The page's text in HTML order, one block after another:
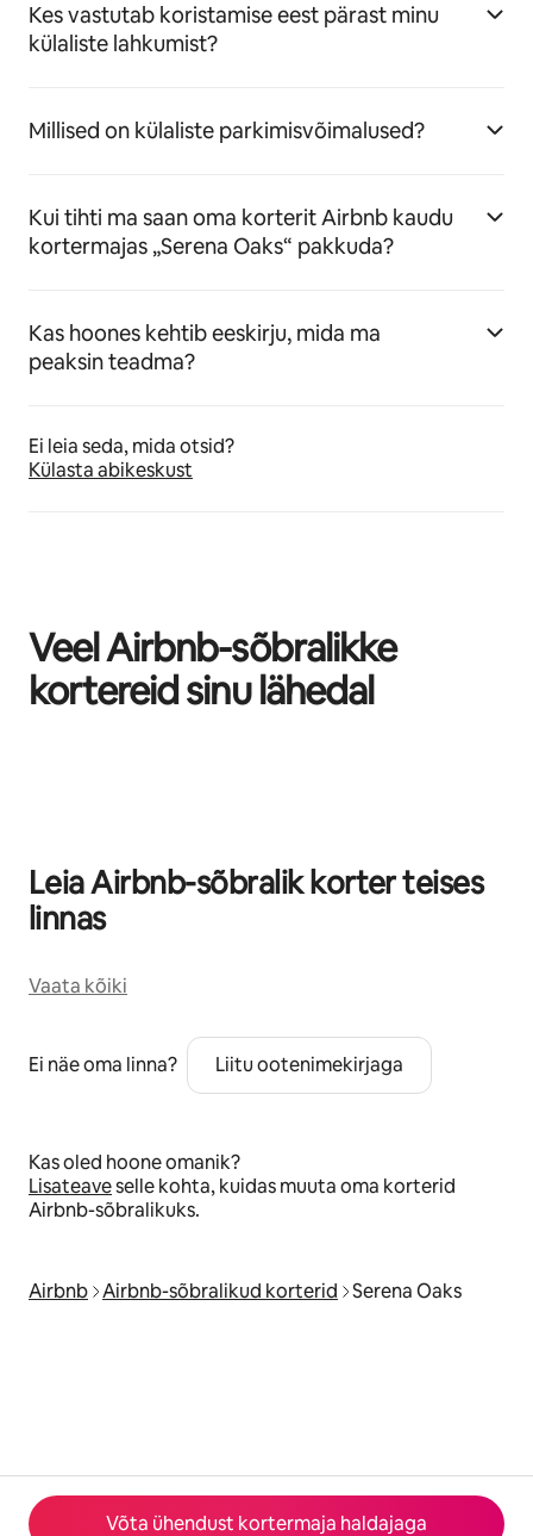
Võta ühendust kortermaja haldajaga
Kes vastutab koristamise eest pärast minu
külaliste lahkumist?
Millised on külaliste parkimisvõimalused?
Kui tihti ma saan oma korterit Airbnb kaudu
kortermajas „Serena Oaks“ pakkuda?
Kas hoones kehtib eeskirju, mida ma
peaksin teadma?
Ei leia seda, mida otsid?
Külasta abikeskust
Veel Airbnb-sõbralikke
kortereid sinu lähedal
Leia Airbnb-sõbralik korter teises
linnas
Vaata kõiki
Ei näe oma linna? Liitu ootenimekirjaga
Kas oled hoone omanik?
Lisateaveselle kohta, kuidas muuta oma korterid
Airbnb-sõbralikuks.
Airbnb Airbnb-sõbralikud korterid Serena Oaks